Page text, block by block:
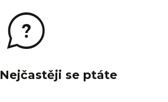
Nejčastěji se ptáte